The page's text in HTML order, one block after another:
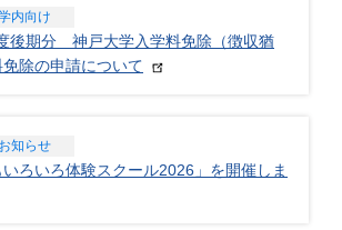
内向け
後期分 神戸大学入学料免除（徴収猶
除の申請について
お知らせ
いろいろ体験スクール2026」を開催しま